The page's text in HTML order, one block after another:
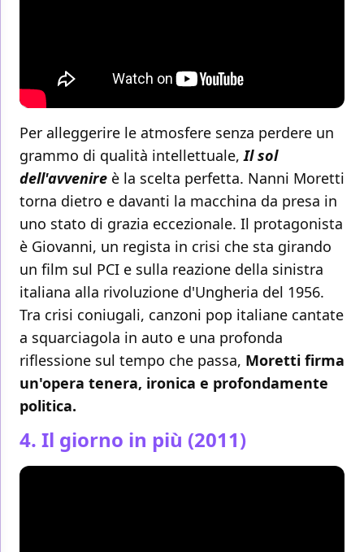
Per alleggerire le atmosfere senza perdere un
grammo di qualità intellettuale, Il sol
dell'avvenire è la scelta perfetta. Nanni Moretti
torna dietro e davanti la macchina da presa in
uno stato di grazia eccezionale. Il protagonista
è Giovanni, un regista in crisi che sta girando
un film sul PCI e sulla reazione della sinistra
italiana alla rivoluzione d'Ungheria del 1956.
Tra crisi coniugali, canzoni pop italiane cantate
a squarciagola in auto e una profonda
riflessione sul tempo che passa, Moretti firma
un'opera tenera, ironica e profondamente
politica.
4. Il giorno in più (2011)